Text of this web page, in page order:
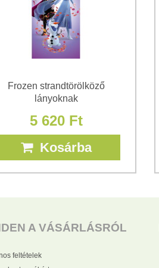
Frozen strandtörölköző
lányoknak
5 620 Ft
Kosárba
A VÁSÁRLÁSRÓL
feltételek